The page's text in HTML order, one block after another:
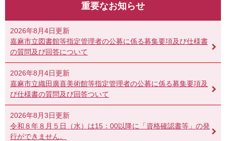
重要なお知らせ
2026年8月4日更新
嘉麻市立図書館等指定管理者の公募に係る募集要項及び仕様書
の質問及び回答について
2026年8月4日更新
嘉麻市立織田廣喜美術館等指定管理者の公募に係る募集要項及
び仕様書の質問及び回答ついて
2026年8月3日更新
令和８年８月５日（水）は15：00以降に「資格確認書等」の発
行ができません。